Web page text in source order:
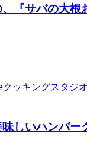
『サバの大根
しいハンバー